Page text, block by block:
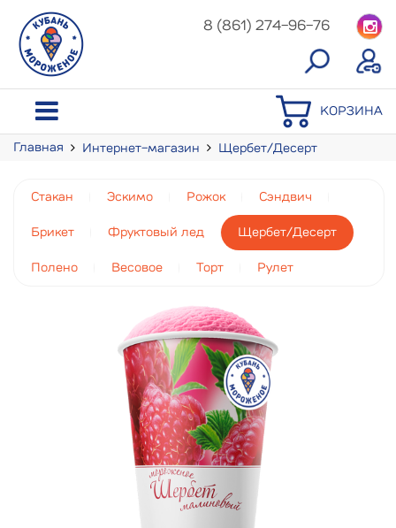
8 (861) 274-96-76
КОРЗИНА
Главная Интернет-магазин Щербет/Десерт
Стакан Эскимо Рожок Сэндвич
Брикет Фруктовый лед Щербет/Десерт
Полено Весовое Торт Рулет